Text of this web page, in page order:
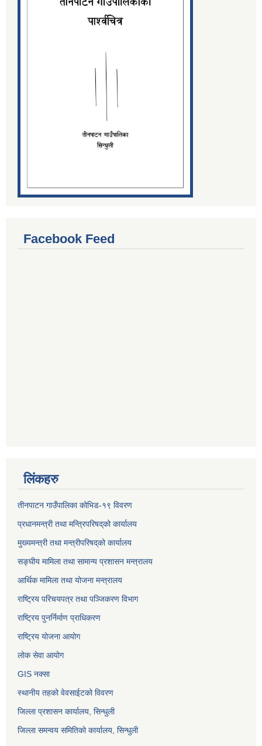
Facebook Feed
लिंकहरु
तीनपाटन गाउँपालिका कोभिड-१९ विवरण
प्रधानमन्त्री तथा मन्त्रिपरिषद्‌को कार्यालय
मुख्यमन्त्री तथा मन्त्रीपरिषद्‌को कार्यालय
सङ्घीय मामिला तथा सामान्य प्रशासन मन्त्रालय
आर्थिक मामिला तथा योजना मन्त्रालय
राष्ट्रिय परिचयपत्र तथा पञ्जिकरण विभाग
राष्ट्रिय पुनर्निर्माण प्राधिकरण
राष्ट्रिय योजना आयोग
लोक सेवा आयोग
GIS नक्सा
स्थानीय तहको वेवसाईटको विवरण
जिल्ला प्रशासन कार्यालय, सिन्धुली
जिल्ला समन्वय समितिको कार्यालय, सिन्धुली